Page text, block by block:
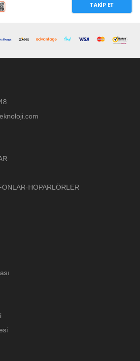
TAKIP ET
HOPARLÖRLER